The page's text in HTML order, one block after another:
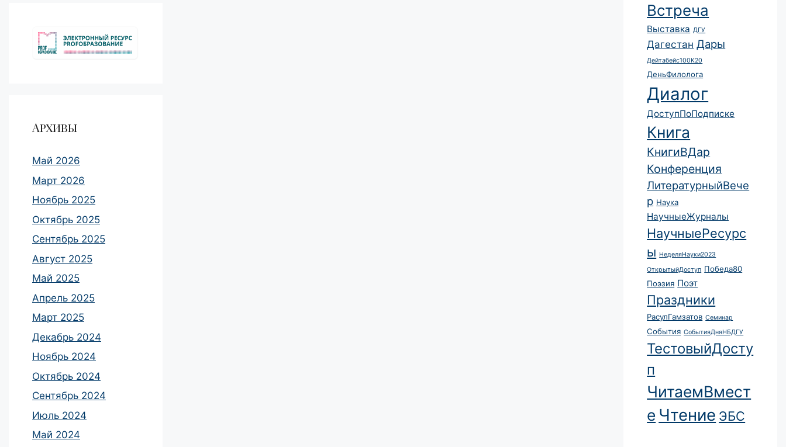
Архивы
Май 2026
Март 2026
Ноябрь 2025
Октябрь 2025
Сентябрь 2025
Август 2025
Май 2025
Апрель 2025
Март 2025
Декабрь 2024
Ноябрь 2024
Октябрь 2024
Сентябрь 2024
Июль 2024
Май 2024
Встреча
Выставка ДГУ
Дагестан Дары
Дейтабейс100К20
ДеньФилолога
Диалог
ДоступПоПодписке
Книга
КнигиВДар
Конференция
ЛитературныйВече
р Наука
НаучныеЖурналы
НаучныеРесурс
ы НеделяНауки2023
ОткрытыйДоступ Победа80
Поэзия Поэт
Праздники
РасулГамзатов Семинар
События СобытияДняНБДГУ
ТестовыйДосту
п
ЧитаемВмест
е Чтение ЭБС